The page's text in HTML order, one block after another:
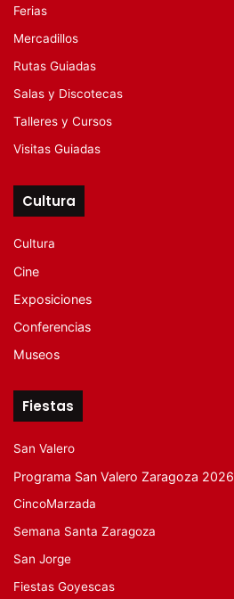
Ferias
Mercadillos
Rutas Guiadas
Salas y Discotecas
Talleres y Cursos
Visitas Guiadas
Cultura
Cultura
Cine
Exposiciones
Conferencias
Museos
Fiestas
San Valero
Programa San Valero Zaragoza 2026
CincoMarzada
Semana Santa Zaragoza
San Jorge
Fiestas Goyescas